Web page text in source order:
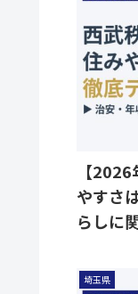
【
やすさ
らしに
埼玉県